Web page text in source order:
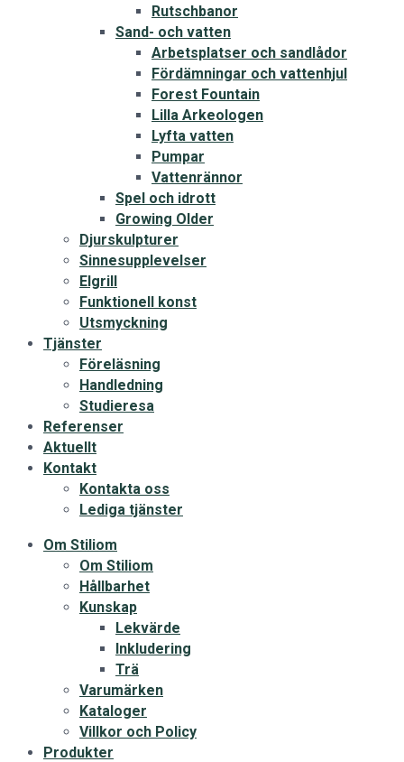
Rutschbanor
Sand- och vatten
Arbetsplatser och sandlådor
Fördämningar och vattenhjul
Forest Fountain
Lilla Arkeologen
Lyfta vatten
Pumpar
Vattenrännor
Spel och idrott
Growing Older
Djurskulpturer
Sinnesupplevelser
Elgrill
Funktionell konst
Utsmyckning
Tjänster
Föreläsning
Handledning
Studieresa
Referenser
Aktuellt
Kontakt
Kontakta oss
Lediga tjänster
Om Stiliom
Om Stiliom
Hållbarhet
Kunskap
Lekvärde
Inkludering
Trä
Varumärken
Kataloger
Villkor och Policy
Produkter